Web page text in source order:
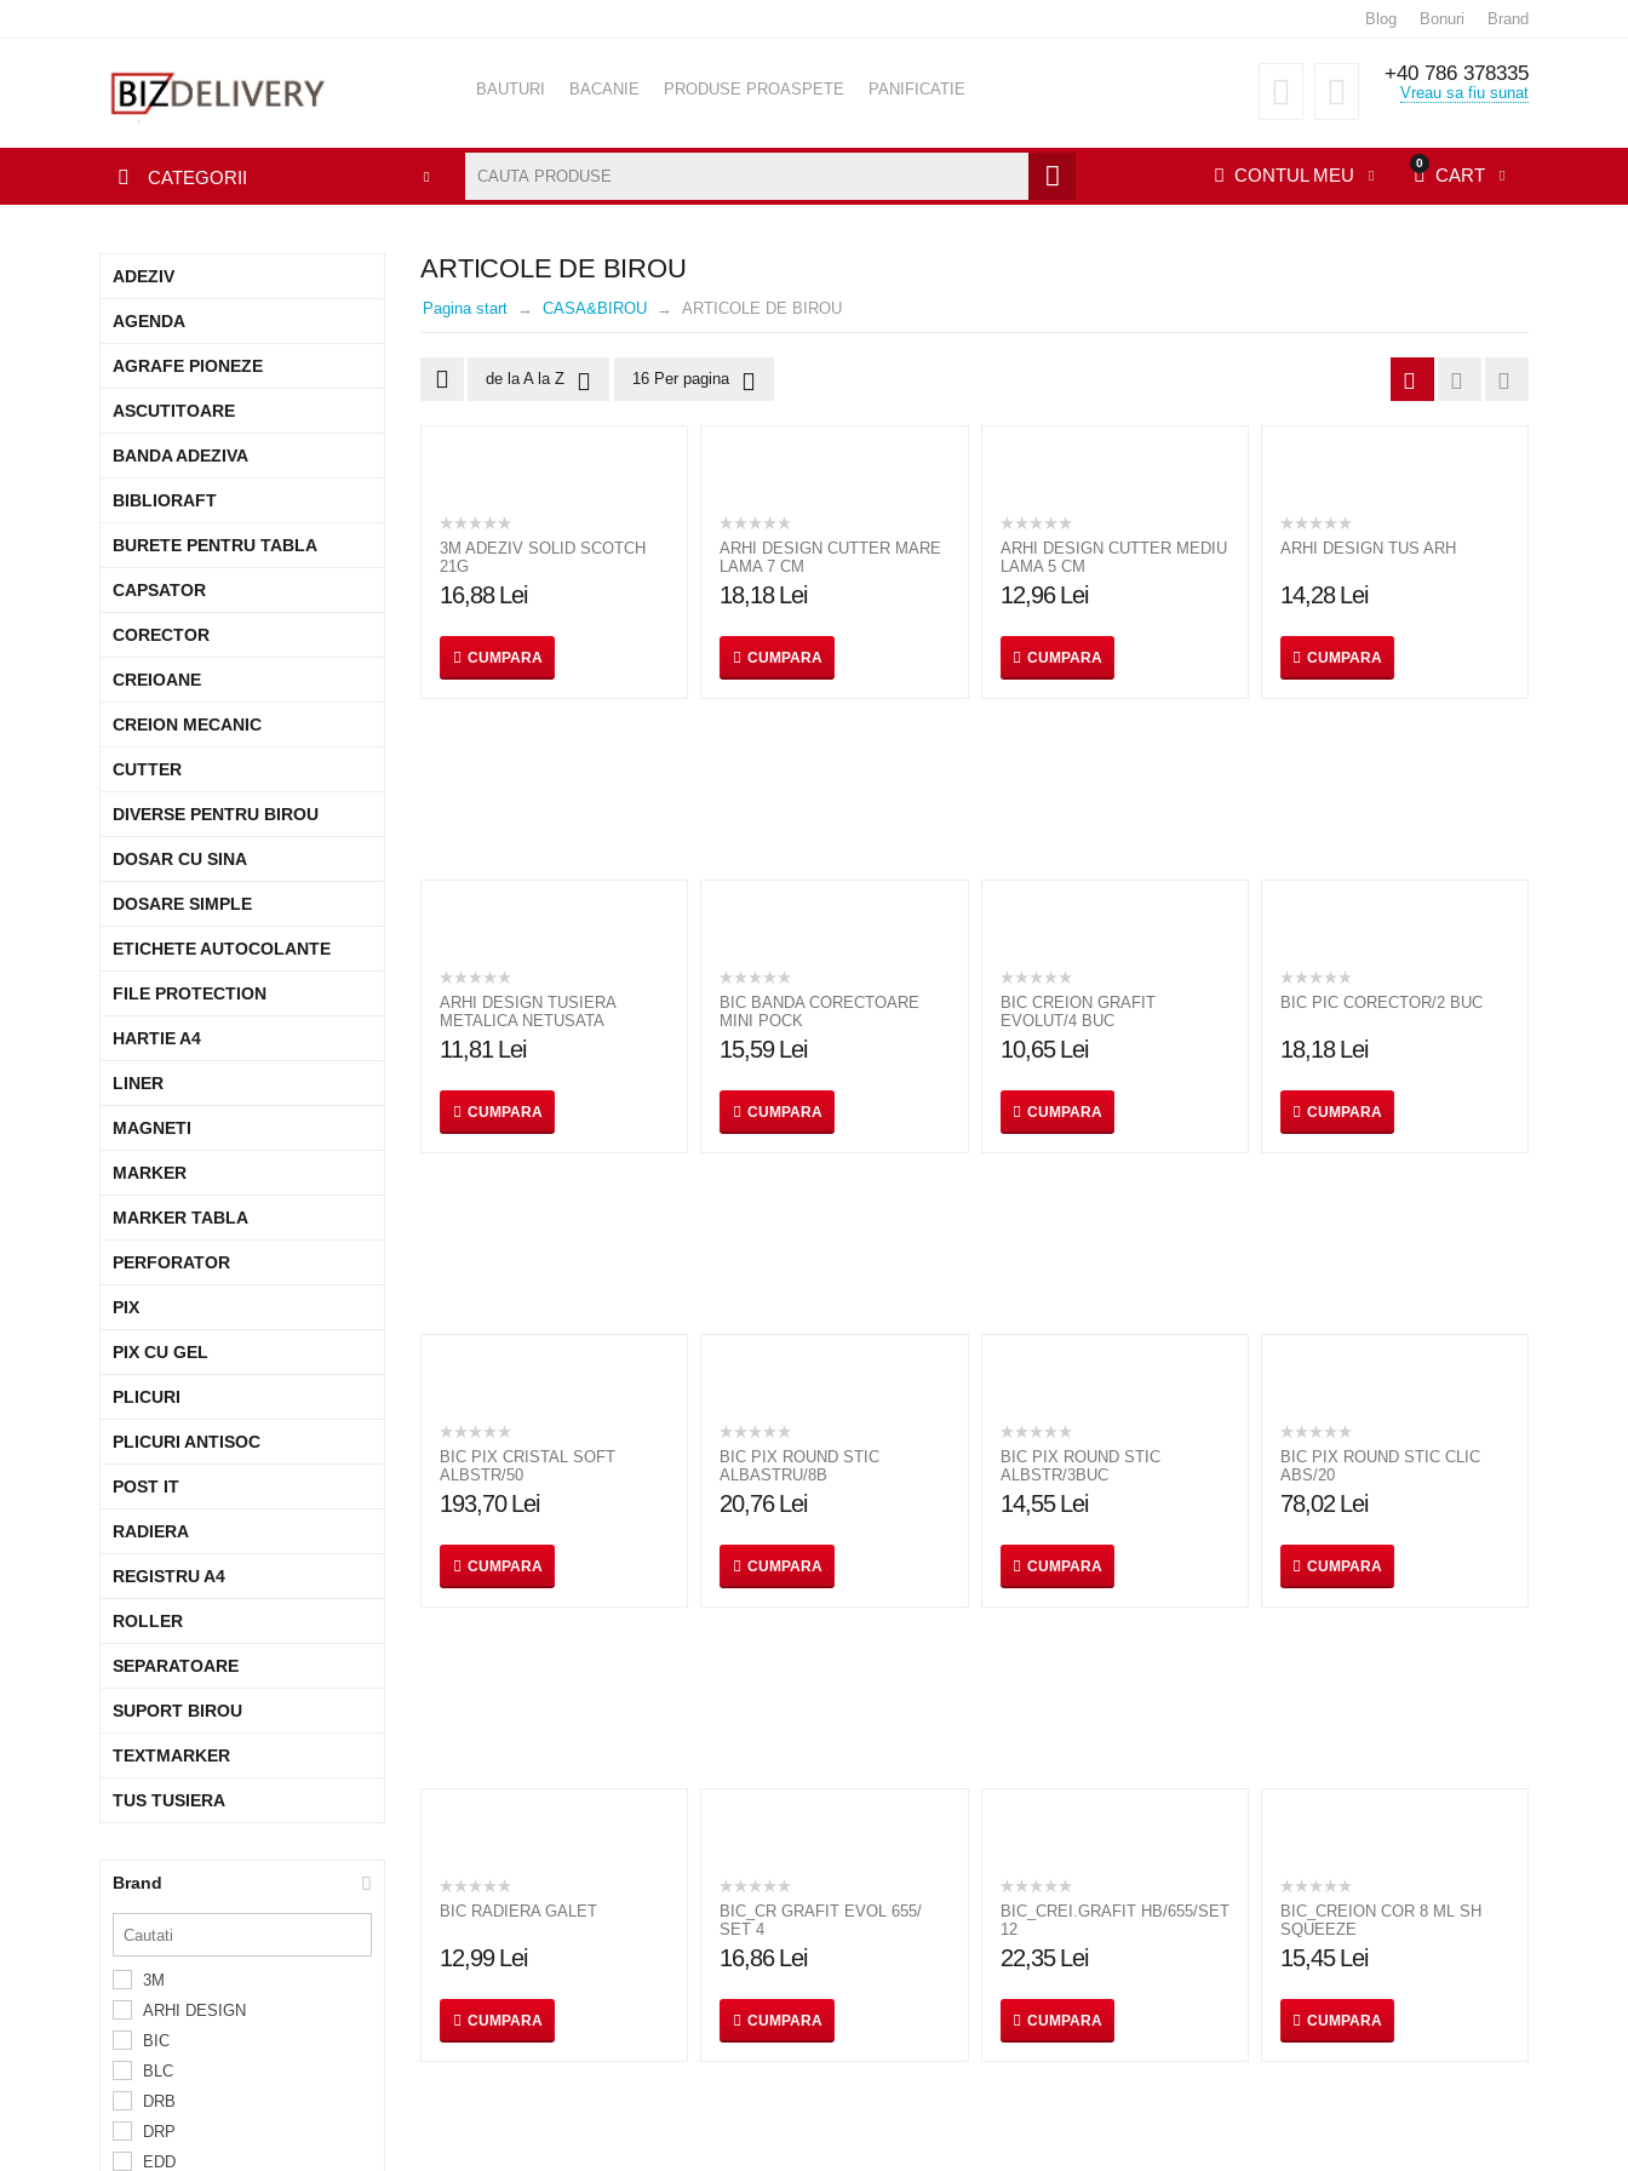
Blog Bonuri Brand
BAUTURI BACANIE PRODUSE PROASPETE PANIFICATIE
+40 786 378335
Vreau sa fiu sunat
CATEGORII
0
CART
CONTUL MEU
ARTICOLE DE BIROU
Pagina start CASA&BIROU ARTICOLE DE BIROU
de la A la Z 16 Per pagina
3M ADEZIV SOLID SCOTCH
21G
16,88 Lei
CUMPARA
ARHI DESIGN CUTTER MARE
LAMA 7 CM
18,18 Lei
CUMPARA
ARHI DESIGN CUTTER MEDIU
LAMA 5 CM
12,96 Lei
CUMPARA
ARHI DESIGN TUS ARH
14,28 Lei
CUMPARA
ARHI DESIGN TUSIERA
METALICA NETUSATA
11,81 Lei
CUMPARA
BIC BANDA CORECTOARE
MINI POCK
15,59 Lei
CUMPARA
BIC CREION GRAFIT
EVOLUT/4 BUC
10,65 Lei
CUMPARA
BIC PIC CORECTOR/2 BUC
18,18 Lei
CUMPARA
BIC PIX CRISTAL SOFT
ALBSTR/50
193,70 Lei
CUMPARA
BIC PIX ROUND STIC
ALBASTRU/8B
20,76 Lei
CUMPARA
BIC PIX ROUND STIC
ALBSTR/3BUC
14,55 Lei
CUMPARA
BIC PIX ROUND STIC CLIC
ABS/20
78,02 Lei
CUMPARA
BIC RADIERA GALET
12,99 Lei
CUMPARA
BIC_CR GRAFIT EVOL 655/
SET 4
16,86 Lei
CUMPARA
BIC_CREI.GRAFIT HB/655/SET
12
22,35 Lei
CUMPARA
BIC_CREION COR 8 ML SH
SQUEEZE
15,45 Lei
CUMPARA
ADEZIV
AGENDA
AGRAFE PIONEZE
ASCUTITOARE
BANDA ADEZIVA
BIBLIORAFT
BURETE PENTRU TABLA
CAPSATOR
CORECTOR
CREIOANE
CREION MECANIC
CUTTER
DIVERSE PENTRU BIROU
DOSAR CU SINA
DOSARE SIMPLE
ETICHETE AUTOCOLANTE
FILE PROTECTION
HARTIE A4
LINER
MAGNETI
MARKER
MARKER TABLA
PERFORATOR
PIX
PIX CU GEL
PLICURI
PLICURI ANTISOC
POST IT
RADIERA
REGISTRU A4
ROLLER
SEPARATOARE
SUPORT BIROU
TEXTMARKER
TUS TUSIERA
Brand
3M
ARHI DESIGN
BIC
BLC
DRB
DRP
EDD